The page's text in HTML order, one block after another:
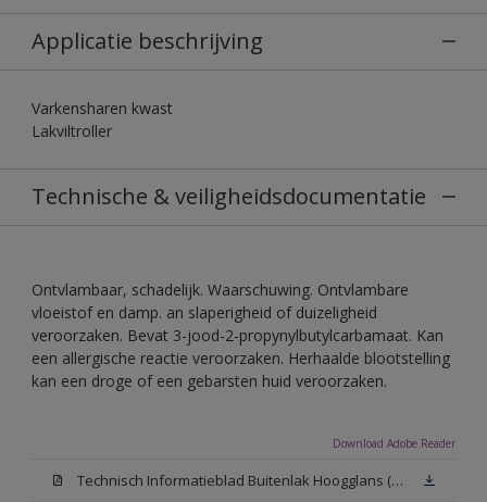
Applicatie beschrijving
Varkensharen kwast
Lakviltroller
Technische & veiligheidsdocumentatie
Ontvlambaar, schadelijk. Waarschuwing. Ontvlambare
vloeistof en damp. an slaperigheid of duizeligheid
veroorzaken. Bevat 3-jood-2-propynylbutylcarbamaat. Kan
een allergische reactie veroorzaken. Herhaalde blootstelling
kan een droge of een gebarsten huid veroorzaken.
Download Adobe Reader
Technisch Informatieblad Buitenlak Hoogglans (PDF)